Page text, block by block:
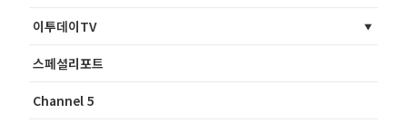
이투데이TV
스페셜리포트
Channel 5